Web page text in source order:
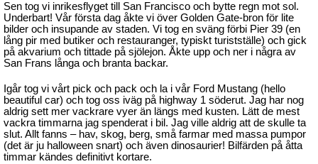
Sen tog vi inrikesflyget till San Francisco och bytte regn mot sol.
Underbart! Vår första dag åkte vi över Golden Gate-bron för lite
bilder och insupande av staden. Vi tog en sväng förbi Pier 39 (en
lång pir med butiker och restauranger, typiskt turistställe) och gick
på akvarium och tittade på sjölejon. Åkte upp och ner i några av
San Frans långa och branta backar.
Igår tog vi vårt pick och pack och la i vår Ford Mustang (hello
beautiful car) och tog oss iväg på highway 1 söderut. Jag har nog
aldrig sett mer vackrare vyer än längs med kusten. Lätt de mest
vackra timmarna jag spenderat i bil. Jag ville aldrig att de skulle ta
slut. Allt fanns – hav, skog, berg, små farmar med massa pumpor
(det är ju halloween snart) och även dinosaurier! Bilfärden på åtta
timmar kändes definitivt kortare.